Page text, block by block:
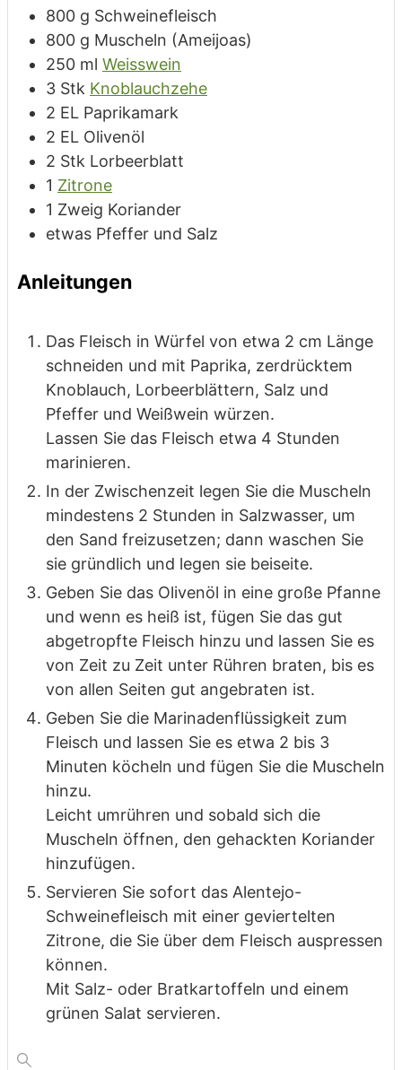
800 g Schweinefleisch
800 g Muscheln (Ameijoas)
250 ml Weisswein
3 Stk Knoblauchzehe
2 EL Paprikamark
2 EL Olivenöl
2 Stk Lorbeerblatt
1 Zitrone
1 Zweig Koriander
etwas Pfeffer und Salz
Anleitungen
Das Fleisch in Würfel von etwa 2 cm Länge
schneiden und mit Paprika, zerdrücktem
Knoblauch, Lorbeerblättern, Salz und
Pfeffer und Weißwein würzen.
Lassen Sie das Fleisch etwa 4 Stunden
marinieren.
In der Zwischenzeit legen Sie die Muscheln
mindestens 2 Stunden in Salzwasser, um
den Sand freizusetzen; dann waschen Sie
sie gründlich und legen sie beiseite.
Geben Sie das Olivenöl in eine große Pfanne
und wenn es heiß ist, fügen Sie das gut
abgetropfte Fleisch hinzu und lassen Sie es
von Zeit zu Zeit unter Rühren braten, bis es
von allen Seiten gut angebraten ist.
Geben Sie die Marinadenflüssigkeit zum
Fleisch und lassen Sie es etwa 2 bis 3
Minuten köcheln und fügen Sie die Muscheln
hinzu.
Leicht umrühren und sobald sich die
Muscheln öffnen, den gehackten Koriander
hinzufügen.
Servieren Sie sofort das Alentejo-
Schweinefleisch mit einer geviertelten
Zitrone, die Sie über dem Fleisch auspressen
können.
Mit Salz- oder Bratkartoffeln und einem
grünen Salat servieren.